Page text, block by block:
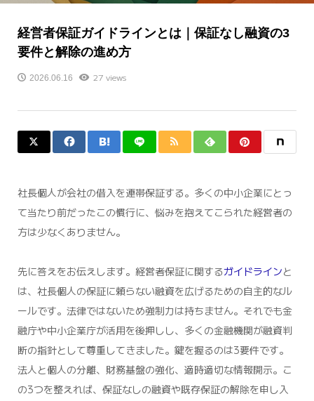
経営者保証ガイドラインとは｜保証なし融資の3
要件と解除の進め方
2026.06.16 27 views
社長個人が会社の借入を連帯保証する。多くの中小企業にとっ
て当たり前だったこの慣行に、悩みを抱えてこられた経営者の
方は少なくありません。
先に答えをお伝えします。経営者保証に関するガイドラインと
は、社長個人の保証に頼らない融資を広げるための自主的なル
ールです。法律ではないため強制力は持ちません。それでも金
融庁や中小企業庁が活用を後押しし、多くの金融機関が融資判
断の指針として尊重してきました。鍵を握るのは3要件です。
法人と個人の分離、財務基盤の強化、適時適切な情報開示。こ
の3つを整えれば、保証なしの融資や既存保証の解除を申し入